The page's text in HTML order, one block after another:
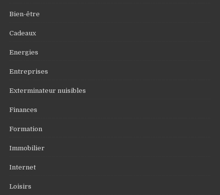
Bien-être
Cadeaux
Energies
Entreprises
Exterminateur nuisibles
Finances
Formation
Immobilier
Internet
Loisirs